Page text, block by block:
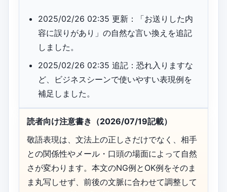
2025/02/26 02:35 更新：「お送りした内
容に誤りがあり」の自然な言い換えを追記
しました。
2025/02/26 02:35 追記：恐れ入りますな
ど、ビジネスシーンで使いやすい表現例を
補足しました。
読者向け注意書き（2026/07/19記載）
敬語表現は、文法上の正しさだけでなく、相手
との関係性やメール・口頭の場面によって自然
さが変わります。本文のNG例とOK例をそのま
ま丸写しせず、前後の文脈に合わせて調整して